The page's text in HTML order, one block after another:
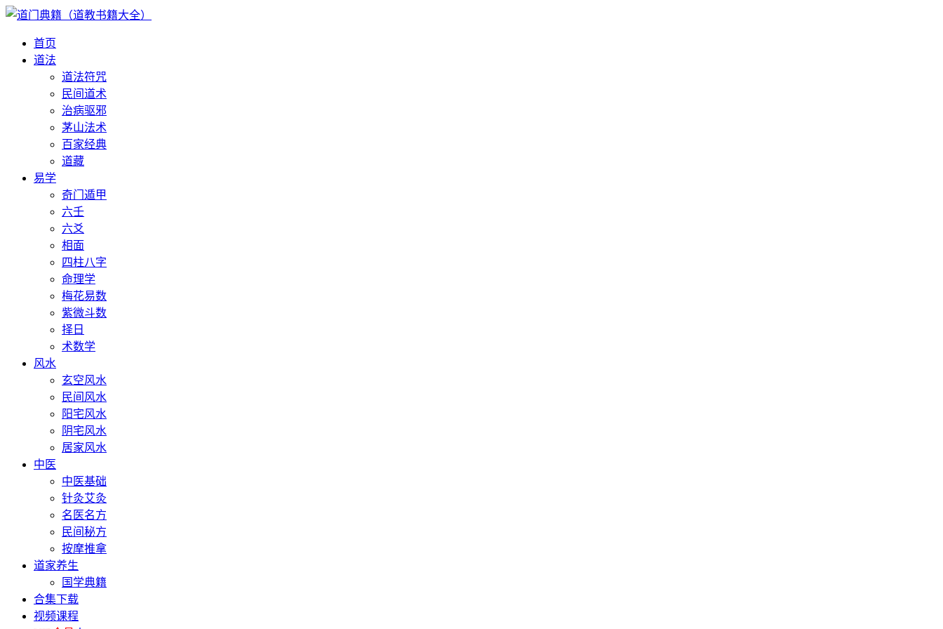
首页
道法
道法符咒
民间道术
治病驱邪
茅山法术
百家经典
道藏
易学
奇门遁甲
六壬
六爻
相面
四柱八字
命理学
梅花易数
紫微斗数
择日
术数学
风水
玄空风水
民间风水
阳宅风水
阴宅风水
居家风水
中医
中医基础
针灸艾灸
名医名方
民间秘方
按摩推拿
道家养生
国学典籍
合集下载
视频课程